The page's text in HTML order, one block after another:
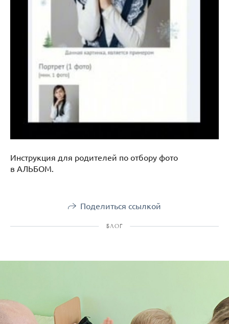
Инструкция для родителей по отбору фото
в АЛЬБОМ.
Поделиться ссылкой
БЛОГ